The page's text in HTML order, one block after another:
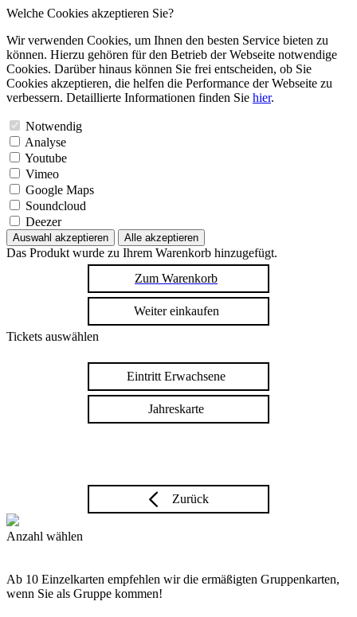
Welche Cookies akzeptieren Sie?
Wir verwenden Cookies, um Ihnen den besten Service bieten zu
können. Hierzu gehören für den Betrieb der Webseite notwendige
Cookies. Darüber hinaus können Sie frei entscheiden, ob Sie
Cookies akzeptieren, die helfen die Performance der Webseite zu
verbessern. Detaillierte Informationen finden Sie hier.
Notwendig
Analyse
Youtube
Vimeo
Google Maps
Soundcloud
Deezer
Auswahl akzeptieren Alle akzeptieren
Das Produkt wurde zu Ihrem Warenkorb hinzugefügt.
Zum Warenkorb
Weiter einkaufen
Tickets auswählen
Eintritt Erwachsene
Jahreskarte
Zurück
Anzahl wählen
Ab 10 Einzelkarten empfehlen wir die ermäßigten Gruppenkarten,
wenn Sie als Gruppe kommen!